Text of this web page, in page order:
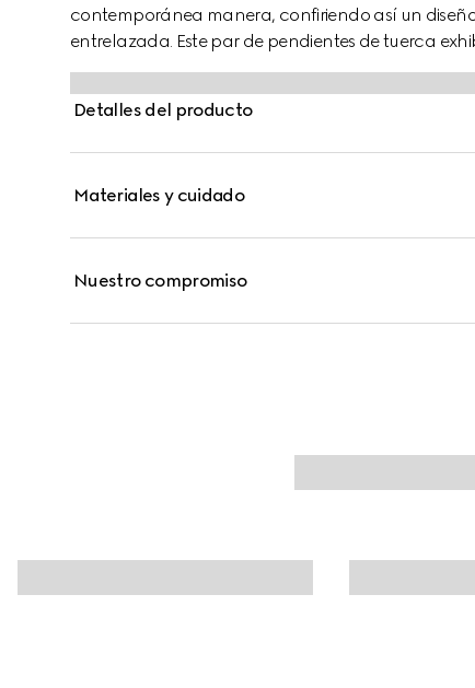
contemporánea manera, confiriendo así un
entrelazada. Este par de pendientes de tuerca
Detalles del producto
Materiales y cuidado
Nuestro compromiso